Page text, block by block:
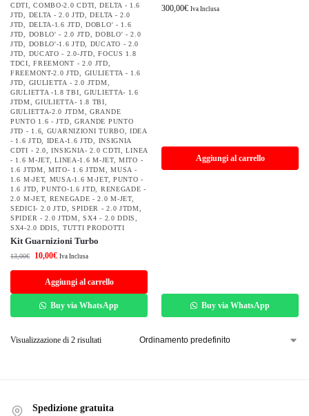
CDTI ,COMBO-2.0 CDTI ,DELTA - 1.6
JTD
DELTA - 2.0 JTD ,DELTA - 2.0
JTD
DELTA-1.6 JTD ,DOBLO' - 1.6
JTD
DOBLO' - 2.0 JTD ,DOBLO' - 2.0
JTD
DOBLO'-1.6 JTD
DUCATO - 2.0
JTD
DUCATO - 2.0-JTD ,FOCUS 1.8
TDCI ,FREEMONT - 2.0 JTD
FREEMONT-2.0 JTD
GIULIETTA - 1.6
JTD
GIULIETTA - 2.0 JTDM
GIULIETTA -1.8 TBI ,GIULIETTA- 1.6
JTDM ,GIULIETTA- 1.8 TBI
GIULIETTA-2.0 JTDM ,GRANDE
PUNTO 1.6 - JTD
GRANDE PUNTO
JTD - 1.6
GUARNIZIONI TURBO ,IDEA
- 1.6 JTD
IDEA-1.6 JTD
INSIGNIA
CDTI - 2.0 ,INSIGNIA- 2.0 CDTI ,LINEA
- 1.6 M-JET,LINEA-1.6 M-JET,MITO -
1.6 JTDM ,MITO- 1.6 JTDM ,MUSA -
1.6 M-JET, MUSA-1.6 M-JET, PUNTO -
1.6 JTD ,PUNTO-1.6 JTD
RENEGADE -
2.0 M-JET, RENEGADE - 2.0 M-JET,
SEDICI- 2.0 JTD
SPIDER - 2.0 JTDM
SPIDER - 2.0 JTDM ,SX4 - 2.0 DDIS
SX4-2.0 DDIS
TUTTI PRODOTTI
Kit Guarnizioni Turbo
13,00€ 10,00€ Iva Inclusa
Aggiungi al carrello
Buy via WhatsApp
300,00€ Iva Inclusa
Aggiungi al carrello
Buy via WhatsApp
Visualizzazione di 2 risultati
Spedizione gratuita